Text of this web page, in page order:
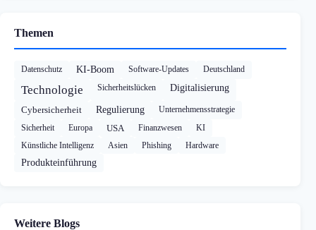
Themen
Datenschutz KI-Boom Software-Updates Deutschland
Technologie Sicherheitslücken Digitalisierung
Cybersicherheit Regulierung
Unternehmensstrategie
Sicherheit
Europa USA Finanzwesen
KI
Künstliche Intelligenz
Asien Phishing Hardware
Produkteinführung
Weitere Blogs